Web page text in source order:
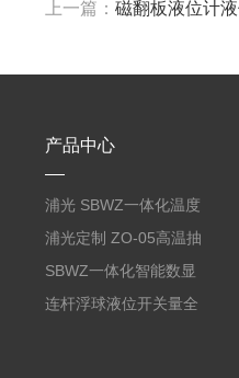
上一篇： 磁翻板液位计
产品中心
浦光 SBWZ一体化温度
变送器传感器 防爆热电
阻PT100 数显远传4-
20mA2
浦光定制 ZO-05高温抽
气式氧化锆分析仪 防爆
耐腐蚀检测仪
SBWZ一体化智能数显
温度变送器传感器防爆
连杆浮球液位开关量全